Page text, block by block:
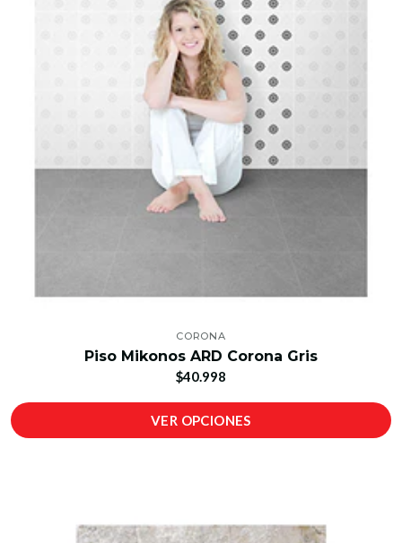
CORONA
Piso Mikonos ARD Corona Gris
$40.998
VER OPCIONES